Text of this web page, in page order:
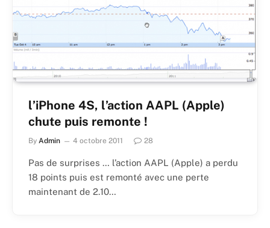
l’iPhone 4S, l’action AAPL (Apple)
chute puis remonte !
By Admin 4 octobre 2011 28
Pas de surprises … l’action AAPL (Apple) a perdu
18 points puis est remonté avec une perte
maintenant de 2.10…